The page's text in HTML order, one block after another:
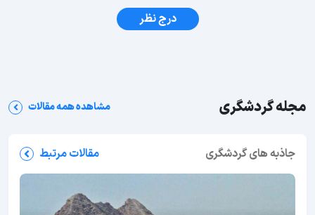
درج نظر
مجله گردشگری مشاهده همه مقالات
جاذبه های گردشگری مقالات مرتبط